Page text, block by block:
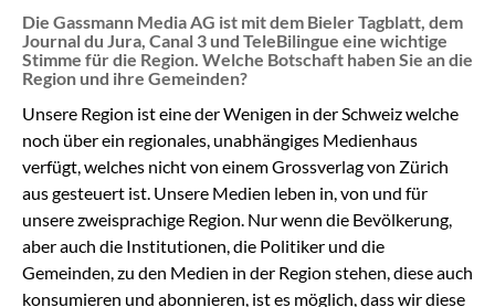
Die Gassmann Media AG ist mit dem Bieler Tagblatt, dem
Journal du Jura, Canal 3 und TeleBilingue eine wichtige
Stimme für die Region. Welche Botschaft haben Sie an die
Region und ihre Gemeinden?
Unsere Region ist eine der Wenigen in der Schweiz welche
noch über ein regionales, unabhängiges Medienhaus
verfügt, welches nicht von einem Grossverlag von Zürich
aus gesteuert ist. Unsere Medien leben in, von und für
unsere zweisprachige Region. Nur wenn die Bevölkerung,
aber auch die Institutionen, die Politiker und die
Gemeinden, zu den Medien in der Region stehen, diese auch
konsumieren und abonnieren, ist es möglich, dass wir diese